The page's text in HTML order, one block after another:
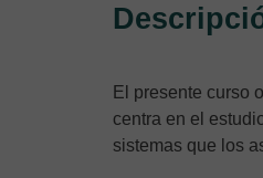
El presente curso
centra en el
sistemas que los